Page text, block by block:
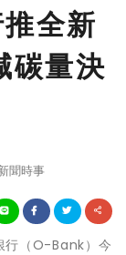
全新
碳量決
聞時事
行（O-Bank）今